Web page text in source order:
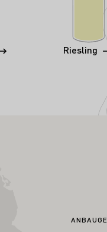
Riesling